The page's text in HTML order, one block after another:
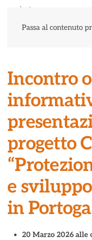
Passa al contenuto
Incontro
progetto
e
in
20 Marzo 2026 alle